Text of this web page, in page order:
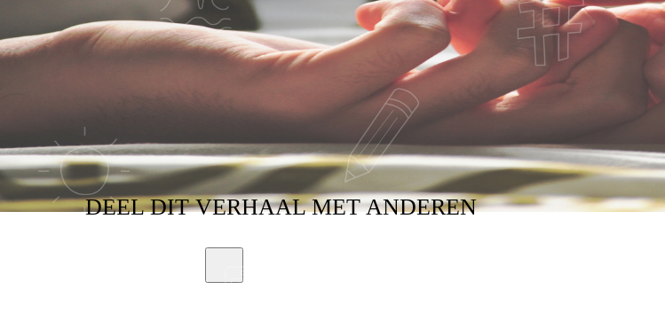
DEELDIT VERHAALMET ANDEREN